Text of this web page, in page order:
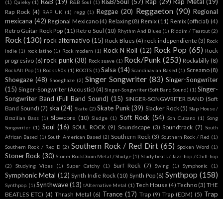
(1) Quieky (1) R&B Soul (1)
Rap Rock (4) RAP UK (1) regg (1) Reggae (20) Reggaeton (90) Regional
mexicana (42) Regional Mexicano (4) Relaxing (8) Remix (11) Remix (official) (4)
Retro Guitar Rock Pop (11) Retro Soul (10) Rhythm And Blues (1) Riddim / Tearout (2)
Rock (130) rock alternativo (15) Rock Blues (4) rock independiente (3) Rock
indie (1) rock latino (1) Rock modern (1) Rock N Roll (12) Rock Pop (65) Rock
progresivo (6) rock punk (38) Rock suave (1) Rock/Punk (253) Rockabilly (8)
RockAlt Pop (1) Rocks 80s (1) ROOTS (1) Salsa (14) Scandinavian Based (1) Screamo (8)
Shoegaze (48) Shoeghaze (2) Singer Songwriter (83) Singer-Songwriter
(15) Singer-Songwriter (Acoustic) (4) Singer-Songwriter (Soft Band Sound) (1) Singer-
Songwriter Band (Full Band Sound) (15) SINGER-SONGWRITER BAND (Soft
Band Sound) (7) ska (24) Skate (2) Skate Punk (39) Slacker Rock (5) Slap House /
Brazilian Bass (1) Slowcore (10) Sludge (1) Soft Rock (54) Son Cubano (1) Song
Songwriter (1) Soul (16) SOUL ROCK (9) Soundscape (3) Soundtrack (7) South
African Based (1) South American Based (2) Southern Rock (3) Southern Rock / Red (1)
Southern Rock / Red D (2) Southern Rock / Red Dirt (65) Spoken Word (1)
Stoner Rock (30) Stoner RockDoom Metal / Sludge (1) Study beats / Jazz-hop / Chill-hop
(2)
Studying Vibes (1) Super Catchy (1) Surf Rock (7) Swing (1) Symphonic (1)
Symphonic Metal (12) Synth Indie Rock (10) Synth Pop (8) Synthpop (158)
Synthpop. (1) Synthwave (13) tAlternative Metal (1) Tech House (4) Techno (3) THE
BEATLES ETC) (4) Thrash Metal (6) Trance (17) Trap (9) Trap (EDM) (5) Trap